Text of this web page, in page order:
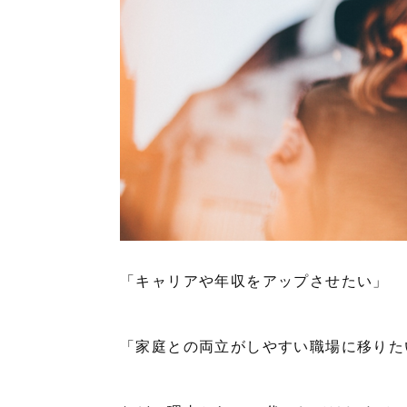
「キャリアや年収をアップさせたい」
「家庭との両立がしやすい職場に移り